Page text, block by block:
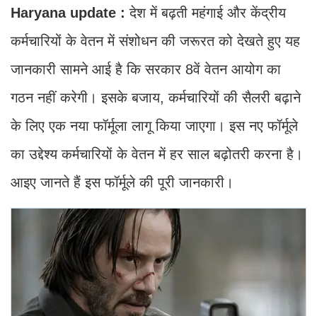
Haryana update :देश में बढ़ती महंगाई और केंद्रीय
कर्मचारियों के वेतन में संशोधन की जरूरत को देखते हुए यह
जानकारी सामने आई है कि सरकार 8वें वेतन आयोग का
गठन नहीं करेगी। इसके बजाय, कर्मचारियों की सैलरी बढ़ाने
के लिए एक नया फॉर्मूला लागू किया जाएगा। इस नए फॉर्मूले
का उद्देश्य कर्मचारियों के वेतन में हर साल बढ़ोतरी करना है।
आइए जानते हैं इस फॉर्मूले की पूरी जानकारी।